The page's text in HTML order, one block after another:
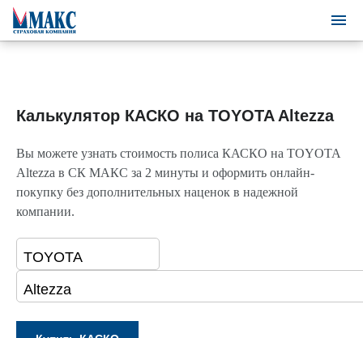
Калькулятор КАСКО на TOYOTA Altezza
Вы можете узнать стоимость полиса КАСКО на TOYOTA
Altezza в СК МАКС за 2 минуты и оформить онлайн-
покупку без дополнительных наценок в надежной
компании.